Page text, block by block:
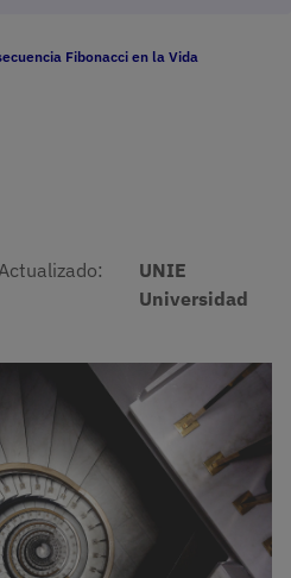
Fibonacci en la Vida
Actualizado:
UNIE
Universidad
Imagen